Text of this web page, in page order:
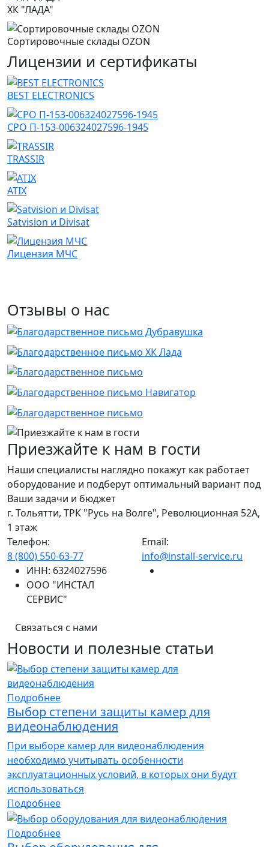
ХК "ЛАДА"
Сортировочные склады OZON
Лицензии и сертификаты
BEST ELECTRONICS
СРО П-153-006324027596-1945
TRASSIR
ATIX
Satvision и Divisat
Лицензия МЧС
Отзывы о нас
Приезжайте к нам в гости
Наши специалисты наглядно покажут как работает
оборудование и подберут оптимальный вариант под
Ваши задачи и бюджет
г. Тольятти, ТРК "Русь на Волге", Революционная 52А,
1 этаж
Телефон:
8 (800) 550-63-77
Email:
info@install-service.ru
ИНН: 6324027596
ООО "ИНСТАЛ
СЕРВИС"
Связаться с нами
Новости и полезные статьи
Подробнее
Выбор степени защиты камер для
видеонаблюдения
При выборе камер для видеонаблюдения
необходимо учитывать особенности
эксплуатационных условий, в которых они будут
использоваться
Подробнее
Подробнее